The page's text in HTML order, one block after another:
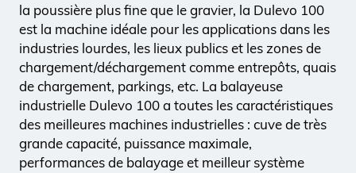
la poussière plus fine que le gravier, la Dulevo 100
est la machine idéale pour les applications dans les
industries lourdes, les lieux publics et les zones de
chargement/déchargement comme entrepôts, quais
de chargement, parkings, etc. La balayeuse
industrielle Dulevo 100 a toutes les caractéristiques
des meilleures machines industrielles : cuve de très
grande capacité, puissance maximale,
performances de balayage et meilleur système